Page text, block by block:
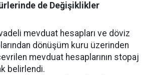
de Değişiklikler
mevduat hesapları ve döviz
dönüşüm kuru üzerinden
mevduat hesaplarının stopaj
belirlendi.